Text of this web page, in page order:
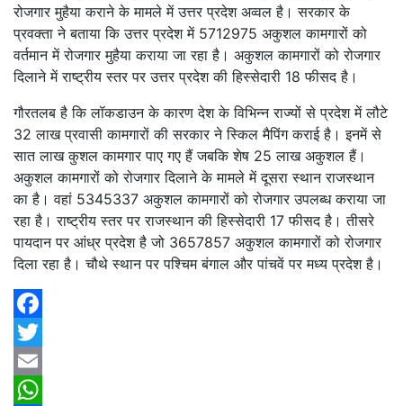
रोजगार मुहैया कराने के मामले में उत्तर प्रदेश अव्वल है। सरकार के
प्रवक्ता ने बताया कि उत्तर प्रदेश में 5712975 अकुशल कामगारों को
वर्तमान में रोजगार मुहैया कराया जा रहा है। अकुशल कामगारों को रोजगार
दिलाने में राष्ट्रीय स्तर पर उत्तर प्रदेश की हिस्सेदारी 18 फीसद है।
गौरतलब है कि लॉकडाउन के कारण देश के विभिन्न राज्यों से प्रदेश में लौटे
32 लाख प्रवासी कामगारों की सरकार ने स्किल मैपिंग कराई है। इनमें से
सात लाख कुशल कामगार पाए गए हैं जबकि शेष 25 लाख अकुशल हैं।
अकुशल कामगारों को रोजगार दिलाने के मामले में दूसरा स्थान राजस्थान
का है। वहां 5345337 अकुशल कामगारों को रोजगार उपलब्ध कराया जा
रहा है। राष्ट्रीय स्तर पर राजस्थान की हिस्सेदारी 17 फीसद है। तीसरे
पायदान पर आंध्र प्रदेश है जो 3657857 अकुशल कामगारों को रोजगार
दिला रहा है। चौथे स्थान पर पश्चिम बंगाल और पांचवें पर मध्य प्रदेश है।
Facebook
Twitter
Email